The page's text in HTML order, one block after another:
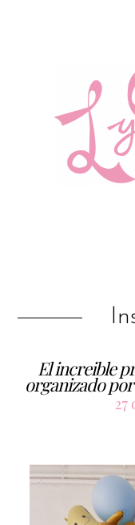
El increible
organizado
27